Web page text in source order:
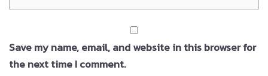
Save my name, email, and website in this browser for
the next time I comment.